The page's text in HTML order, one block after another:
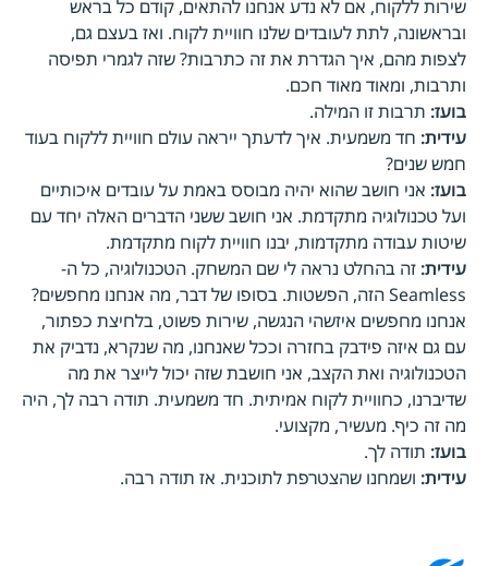
שירות ללקוח, אם לא נדע אנחנו להתאים, קודם כל בראש
ובראשונה, לתת לעובדים שלנו חוויית לקוח. ואז בעצם גם,
לצפות מהם, איך הגדרת את זה כתרבות? שזה לגמרי תפיסה
ותרבות, ומאוד מאוד חכם.
בועז: תרבות זו המילה.
עידית: חד משמעית. איך לדעתך ייראה עולם חוויית ללקוח בעוד
חמש שנים?
בועז: אני חושב שהוא יהיה מבוסס באמת על עובדים איכותיים
ועל טכנולוגיה מתקדמת. אני חושב ששני הדברים האלה יחד עם
שיטות עבודה מתקדמות, יבנו חוויית לקוח מתקדמת.
עידית: זה בהחלט נראה לי שם המשחק. הטכנולוגיה, כל ה-
Seamless הזה, הפשטות. בסופו של דבר, מה אנחנו מחפשים?
אנחנו מחפשים איזשהי הנגשה, שירות פשוט, בלחיצת כפתור,
עם גם איזה פידבק בחזרה וככל שאנחנו, מה שנקרא, נדביק את
הטכנולוגיה ואת הקצב, אני חושבת שזה יכול לייצר את מה
שדיברנו, כחוויית לקוח אמיתית. חד משמעית. תודה רבה לך, היה
מה זה כיף. מעשיר, מקצועי.
בועז: תודה לך.
עידית: ושמחנו שהצטרפת לתוכנית. אז תודה רבה.